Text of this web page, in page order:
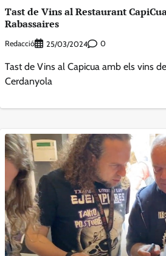
Tast de Vins al Restaurant
Rabassaires
Redacció 25/03/2024 0
Tast de Vins al Capicua amb els vins
Cerdanyola